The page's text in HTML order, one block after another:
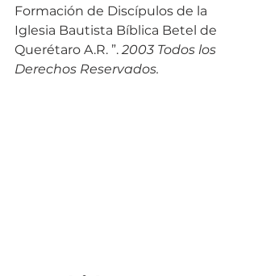
Formación de Discípulos de la
Iglesia Bautista Bíblica Betel de
Querétaro A.R. ”. 2003 Todos los
Derechos Reservados.